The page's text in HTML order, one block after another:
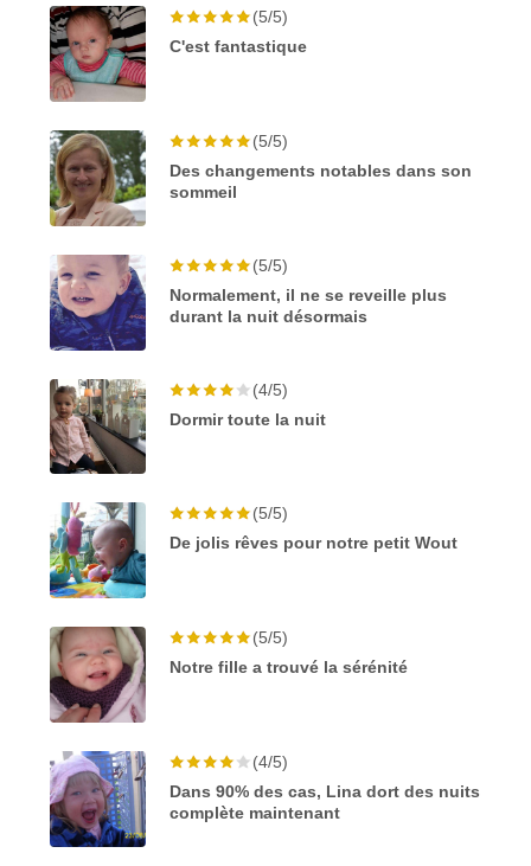
(5/5)
C'est fantastique
(5/5)
Des changements notables dans son
sommeil
(5/5)
Normalement, il ne se reveille plus
durant la nuit désormais
(4/5)
Dormir toute la nuit
(5/5)
De jolis rêves pour notre petit Wout
(5/5)
Notre fille a trouvé la sérénité
(4/5)
Dans 90% des cas, Lina dort des nuits
complète maintenant